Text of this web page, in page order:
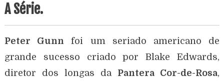
A Série.
Peter Gunn foi um seriado americano de
grande sucesso criado por Blake Edwards,
diretor dos longas da Pantera Cor-de-Rosa,